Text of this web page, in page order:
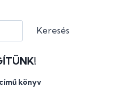
Keresés
könyv